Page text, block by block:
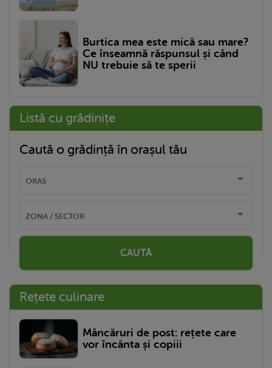
Burtica mea este mică sau mare?
Ce înseamnă răspunsul și când
NU trebuie să te sperii
Listă cu grădinițe
Caută o grădință în orașul tău
CAUTĂ
Rețete culinare
Mâncăruri de post: rețete care
vor încânta și copiii